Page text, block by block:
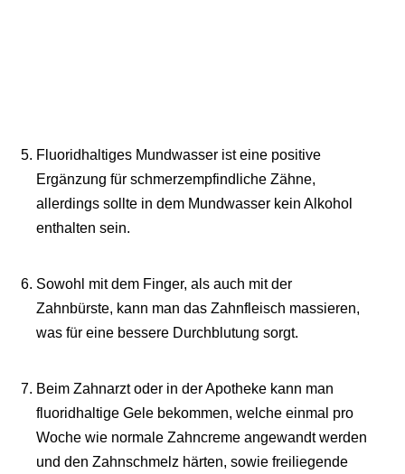
Fluoridhaltiges Mundwasser ist eine positive
Ergänzung für schmerzempfindliche Zähne,
allerdings sollte in dem Mundwasser kein Alkohol
enthalten sein.
Sowohl mit dem Finger, als auch mit der
Zahnbürste, kann man das Zahnfleisch massieren,
was für eine bessere Durchblutung sorgt.
Beim Zahnarzt oder in der Apotheke kann man
fluoridhaltige Gele bekommen, welche einmal pro
Woche wie normale Zahncreme angewandt werden
und den Zahnschmelz härten, sowie freiliegende